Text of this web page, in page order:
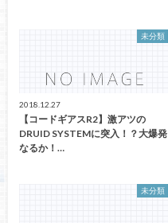
未分類
2018.12.27
【コードギアスR2】激アツの
DRUID SYSTEMに突入！？大爆発
なるか！…
未分類